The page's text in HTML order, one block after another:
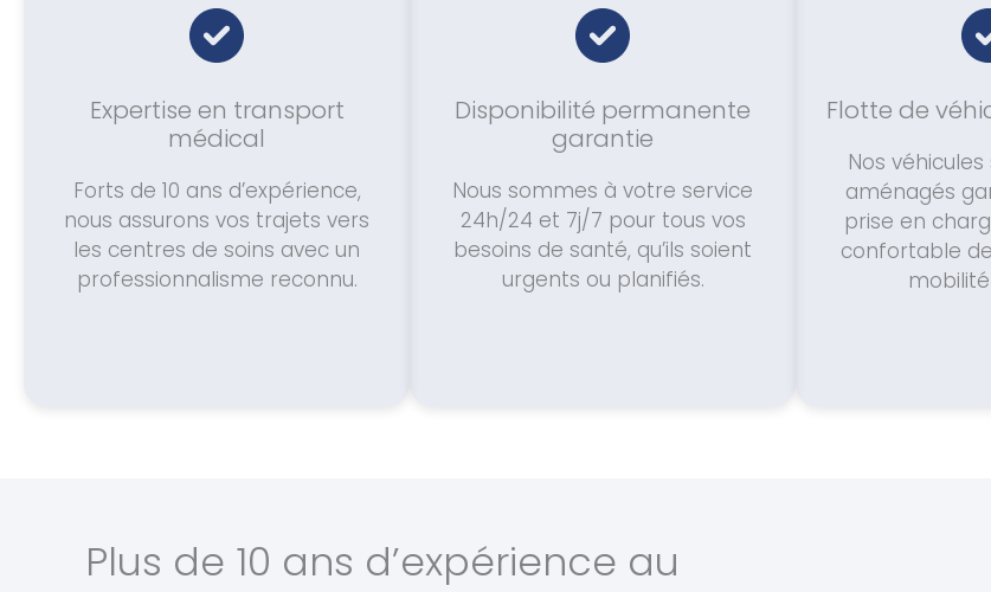
Expertise en transport
médical
Forts de 10 ans d’expérience,
nous assurons vos trajets vers
les centres de soins avec un
professionnalisme reconnu.
Disponibilité permanente
garantie
Nous sommes à votre service
24h/24 et 7j/7 pour tous vos
besoins de santé, qu’ils soient
urgents ou planifiés.
Flotte de
Nos
aménagés
prise en
confortable
Plus de 10 ans d’expérience au